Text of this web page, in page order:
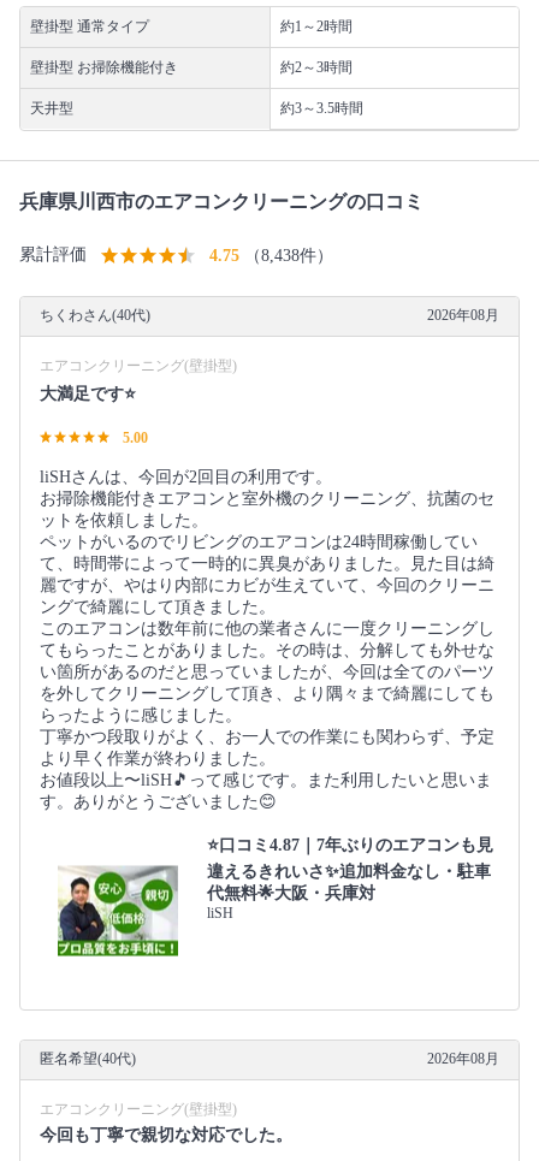
壁掛型 通常タイプ 約1～2時間
壁掛型 お掃除機能付き 約2～3時間
天井型 約3～3.5時間
兵庫県川西市のエアコンクリーニングの口コミ
累計評価 4.75 （8,438件）
ちくわさん(40代) 2026年08月
エアコンクリーニング(壁掛型)
大満足です⭐️
5.00
liSHさんは、今回が2回目の利用です。
お掃除機能付きエアコンと室外機のクリーニング、抗菌のセ
ットを依頼しました。
ペットがいるのでリビングのエアコンは24時間稼働してい
て、時間帯によって一時的に異臭がありました。見た目は綺
麗ですが、やはり内部にカビが生えていて、今回のクリーニ
ングで綺麗にして頂きました。
このエアコンは数年前に他の業者さんに一度クリーニングし
てもらったことがありました。その時は、分解しても外せな
い箇所があるのだと思っていましたが、今回は全てのパーツ
を外してクリーニングして頂き、より隅々まで綺麗にしても
らったように感じました。
丁寧かつ段取りがよく、お一人での作業にも関わらず、予定
より早く作業が終わりました。
お値段以上〜liSH🎵って感じです。また利用したいと思いま
す。ありがとうございました😊
⭐口コミ4.87｜7年ぶりのエアコンも見
違えるきれいさ✨追加料金なし・駐車
代無料🌟大阪・兵庫対
liSH
匿名希望(40代) 2026年08月
エアコンクリーニング(壁掛型)
今回も丁寧で親切な対応でした。